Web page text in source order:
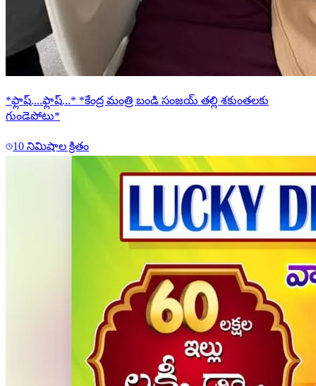
*ఫ్లాష్....ఫ్లాష్...* *కేంద్ర మంత్రి బండి సంజయ్ తల్లి శకుంతలకు
గుండెపోటు*
10 నిమిషాల క్రితం